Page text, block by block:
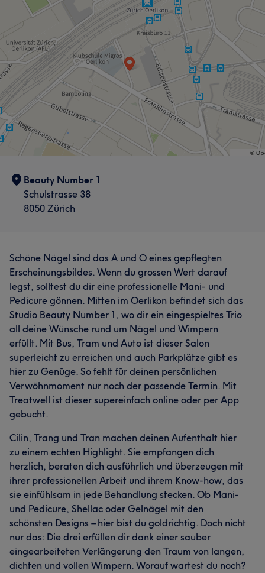
Was unsere Kunden über Hugo sagen
Professionell 13
Was unsere Kunden über Sony sagen
Professionell 15 Gründlich 9 Kompetent 7
Aufmerksam 6
Beauty Number 1
Schulstrasse 38
8050 Zürich
Schöne Nägel sind das A und O eines gepflegten
Erscheinungsbildes. Wenn du grossen Wert darauf
legst, solltest du dir eine professionelle Mani- und
Pedicure gönnen. Mitten im Oerlikon befindet sich das
Studio Beauty Number 1, wo dir ein eingespieltes Trio
all deine Wünsche rund um Nägel und Wimpern
erfüllt. Mit Bus, Tram und Auto ist dieser Salon
superleicht zu erreichen und auch Parkplätze gibt es
hier zu Genüge. So fehlt für deinen persönlichen
Verwöhnmoment nur noch der passende Termin. Mit
Treatwell ist dieser supereinfach online oder per App
gebucht.
Cilin, Trang und Tran machen deinen Aufenthalt hier
zu einem echten Highlight. Sie empfangen dich
herzlich, beraten dich ausführlich und überzeugen mit
ihrer professionellen Arbeit und ihrem Know-how, das
sie einfühlsam in jede Behandlung stecken. Ob Mani-
und Pedicure, Shellac oder Gelnägel mit den
schönsten Designs – hier bist du goldrichtig. Doch nicht
nur das: Die drei erfüllen dir dank einer sauber
eingearbeiteten Verlängerung den Traum von langen,
dichten und vollen Wimpern. Worauf wartest du noch?